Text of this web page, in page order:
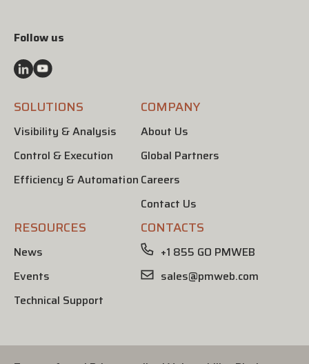
Follow us
SOLUTIONS
Visibility & Analysis
Control & Execution
Efficiency & Automation
COMPANY
About Us
Global Partners
Careers
Contact Us
RESOURCES
News
Events
Technical Support
CONTACTS
+1 855 GO PMWEB
sales@pmweb.com